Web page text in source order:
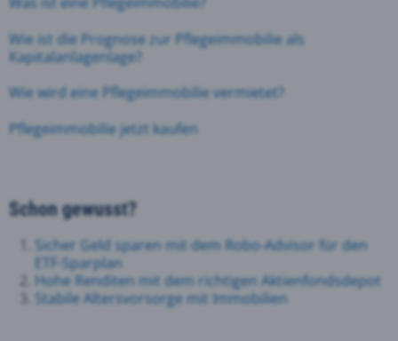
Wie ist die Prognose zur Pflegeimmobilie als
Kapitalanlagenlage?
Wie wird eine Pflegeimmobilie vermietet?
Pflegeimmobilie jetzt kaufen
Schon gewusst?
Sicher Geld sparen mit dem Robo-Advisor für den
ETF-Sparplan
Hohe Renditen mit dem richtigen Aktienfondsdepot
Stabile Altersvorsorge mit Immobilien